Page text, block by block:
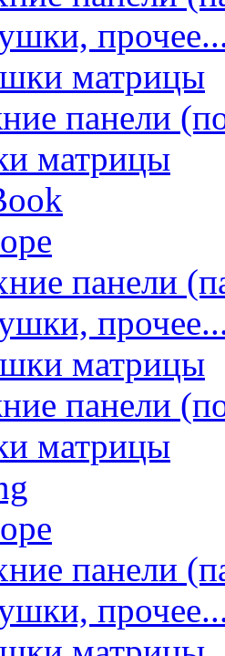
матрицы
панели
матрицы
панели
матрицы
панели
матрицы
панели